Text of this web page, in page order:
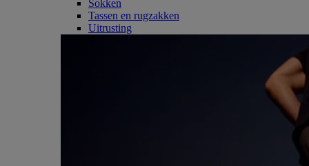
Sokken
Tassen en rugzakken
Uitrusting